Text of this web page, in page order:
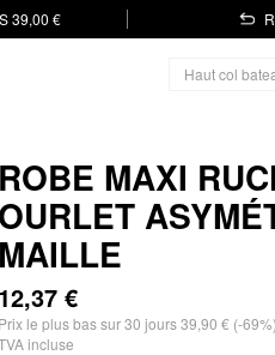
39,00 €
ROBE MAXI
OURLET
MAILLE
12,37 €
Prix ​​le plus bas sur 30 jours 39,90 € (-69%)
incluse